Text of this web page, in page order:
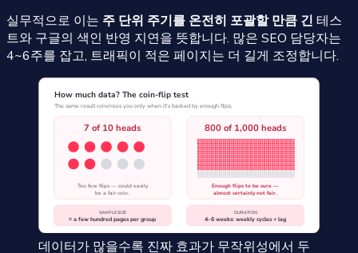
실무적으로 이는 주 단위 주기를 온전히 포괄할 만큼 긴 테스
트와 구글의 색인 반영 지연을 뜻합니다. 많은 SEO 담당자는
4~6주를 잡고, 트래픽이 적은 페이지는 더 길게 조정합니다.
데이터가 많을수록 진짜 효과가 무작위성에서 두